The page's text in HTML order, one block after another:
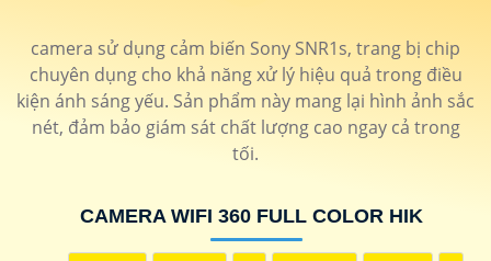
cầu sự rõ ràng chi tiết trong hình ảnh vào điều kiện ánh
sáng yếu. Hãy đầu tư vào cameđể bảo vệ và giám sát
an ninh hiệu quả hơn.
camera sử dụng cảm biến Sony SNR1s, trang bị chip
chuyên dụng cho khả năng xử lý hiệu quả trong điều
kiện ánh sáng yếu. Sản phẩm này mang lại hình ảnh sắc
nét, đảm bảo giám sát chất lượng cao ngay cả trong
tối.
CAMERA WIFI 360 FULL COLOR HIK